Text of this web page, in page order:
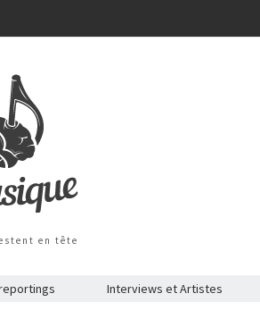
en tête
Interviews et Artistes